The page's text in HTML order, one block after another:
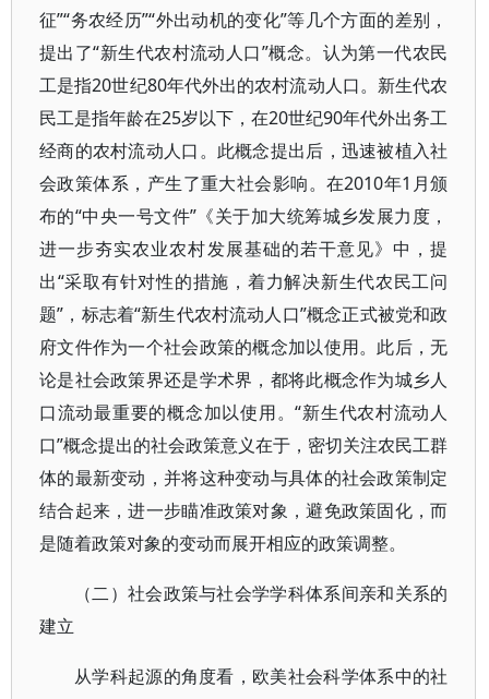
征”“务农经历”“外出动机的变化”等几个方面的差别，
提出了“新生代农村流动人口”概念。认为第一代农民
工是指20世纪80年代外出的农村流动人口。新生代农
民工是指年龄在25岁以下，在20世纪90年代外出务工
经商的农村流动人口。此概念提出后，迅速被植入社
会政策体系，产生了重大社会影响。在2010年1月颁
布的“中央一号文件”《关于加大统筹城乡发展力度，
进一步夯实农业农村发展基础的若干意见》中，提
出“采取有针对性的措施，着力解决新生代农民工问
题”，标志着“新生代农村流动人口”概念正式被党和政
府文件作为一个社会政策的概念加以使用。此后，无
论是社会政策界还是学术界，都将此概念作为城乡人
口流动最重要的概念加以使用。“新生代农村流动人
口”概念提出的社会政策意义在于，密切关注农民工群
体的最新变动，并将这种变动与具体的社会政策制定
结合起来，进一步瞄准政策对象，避免政策固化，而
是随着政策对象的变动而展开相应的政策调整。
（二）社会政策与社会学学科体系间亲和关系的
建立
从学科起源的角度看，欧美社会科学体系中的社